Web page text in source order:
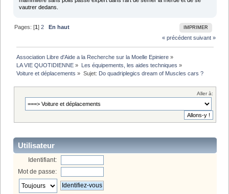
vautrer dedans.
IMPRIMER
Pages: [1]2
En haut
« précédent suivant »
Association Libre d'Aide a la Recherche sur la Moelle Epiniere »
LA VIE QUOTIDIENNE » Les équipements, les aides techniques »
Voiture et déplacements » Sujet: Do quadriplegics dream of Muscles cars ?
Aller à:
Utilisateur
Identifiant:
Mot de passe: